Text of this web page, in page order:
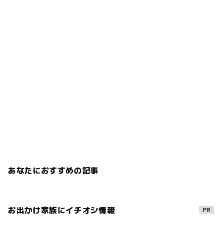
あなたにおすすめの記事
お出かけ家族にイチオシ情報